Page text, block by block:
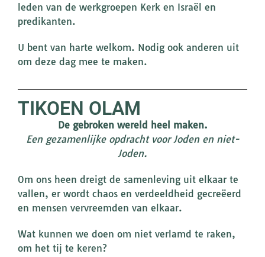
leden van de werkgroepen Kerk en Israël en
predikanten.
U bent van harte welkom. Nodig ook anderen uit
om deze dag mee te maken.
TIKOEN OLAM
De gebroken wereld heel maken.
Een gezamenlijke opdracht voor Joden en niet-
Joden.
Om ons heen dreigt de samenleving uit elkaar te
vallen, er wordt chaos en verdeeldheid gecreëerd
en mensen vervreemden van elkaar.
Wat kunnen we doen om niet verlamd te raken,
om het tij te keren?